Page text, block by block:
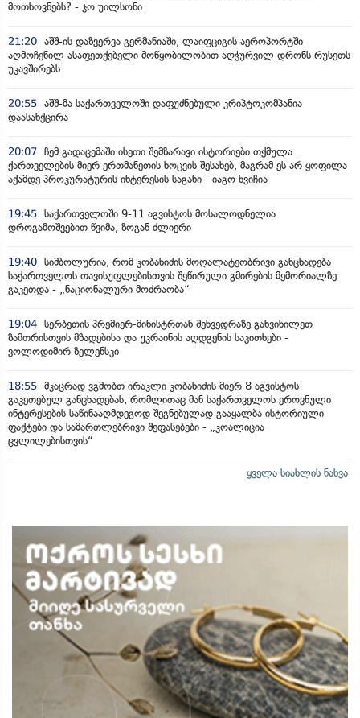
მოთხოვნებს? - ჯო უილსონი
21:20 აშშ-ის დაზვერვა გერმანიაში, ლაიფციგის აეროპორტში
აღმოჩენილ ასაფეთქებელი მოწყობილობით აღჭურვილ დრონს რუსეთს
უკავშირებს
20:55 აშშ-მა საქართველოში დაფუძნებული კრიპტოკომპანია
დაასანქცირა
20:07 ჩემ გადაცემაში ისეთი შემზარავი ისტორიები თქმულა
ქართველების მიერ ერთმანეთის ხოცვის შესახებ, მაგრამ ეს არ ყოფილა
აქამდე პროკურატურის ინტერესის საგანი - იაგო ხვიჩია
19:45 საქართველოში 9-11 აგვისტოს მოსალოდნელია
დროგამოშვებით წვიმა, ზოგან ძლიერი
19:40 სიმბოლურია, რომ კობახიძის მოღალატეობრივი განცხადება
საქართველოს თავისუფლებისთვის შეწირული გმირების მემორიალზე
გაკეთდა - „ნაციონალური მოძრაობა“
19:04 სერბეთის პრემიერ-მინისტრთან შეხვედრაზე განვიხილეთ
ზამთრისთვის მზადებისა და უკრაინის აღდგენის საკითხები -
ვოლოდიმირ ზელენსკი
18:55 მკაცრად ვგმობთ ირაკლი კობახიძის მიერ 8 აგვისტოს
გაკეთებულ განცხადებას, რომლითაც მან საქართველოს ეროვნული
ინტერესების საწინააღმდეგოდ შეგნებულად გააყალბა ისტორიული
ფაქტები და სამართლებრივი შეფასებები - „კოალიცია
ცვლილებისთვის“
ყველა სიახლის ნახვა